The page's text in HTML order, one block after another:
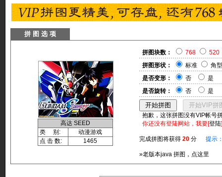
拼 图 选 项
高达 SEED
类 别:
动漫游戏
点 击 数:
1465
拼图块数： 768
520
拼图形状：
标准
角型
是否变形：
否
是
是否旋转：
否 是
抱歉，这张拼图没有VIP帐号
你还没有登陆网站，我要[登陆
完成拼图将获得 20 分 提示
»老版本java 拼图，点这里